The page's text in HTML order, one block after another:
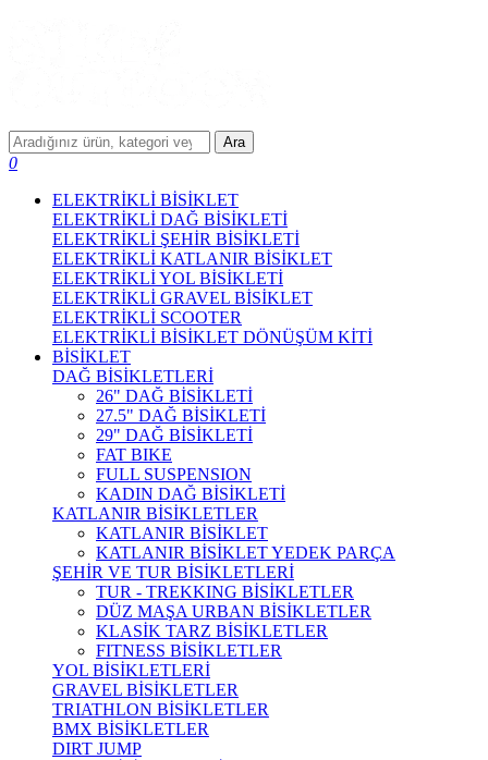
Ara
0
ELEKTRİKLİ BİSİKLET
ELEKTRİKLİ DAĞ BİSİKLETİ
ELEKTRİKLİ ŞEHİR BİSİKLETİ
ELEKTRİKLİ KATLANIR BİSİKLET
ELEKTRİKLİ YOL BİSİKLETİ
ELEKTRİKLİ GRAVEL BİSİKLET
ELEKTRİKLİ SCOOTER
ELEKTRİKLİ BİSİKLET DÖNÜŞÜM KİTİ
BİSİKLET
DAĞ BİSİKLETLERİ
26" DAĞ BİSİKLETİ
27.5" DAĞ BİSİKLETİ
29" DAĞ BİSİKLETİ
FAT BIKE
FULL SUSPENSION
KADIN DAĞ BİSİKLETİ
KATLANIR BİSİKLETLER
KATLANIR BİSİKLET
KATLANIR BİSİKLET YEDEK PARÇA
ŞEHİR VE TUR BİSİKLETLERİ
TUR - TREKKING BİSİKLETLER
DÜZ MAŞA URBAN BİSİKLETLER
KLASİK TARZ BİSİKLETLER
FITNESS BİSİKLETLER
YOL BİSİKLETLERİ
GRAVEL BİSİKLETLER
TRIATHLON BİSİKLETLER
BMX BİSİKLETLER
DIRT JUMP